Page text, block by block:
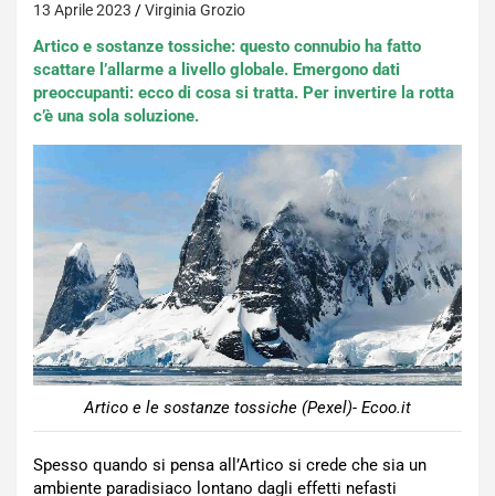
13 Aprile 2023 Virginia Grozio
Artico e sostanze tossiche: questo connubio ha fatto
scattare l’allarme a livello globale. Emergono dati
preoccupanti: ecco di cosa si tratta. Per invertire la rotta
c’è una sola soluzione.
Artico e le sostanze tossiche (Pexel)- Ecoo.it
Spesso quando si pensa all’Artico si crede che sia un
ambiente paradisiaco lontano dagli effetti nefasti